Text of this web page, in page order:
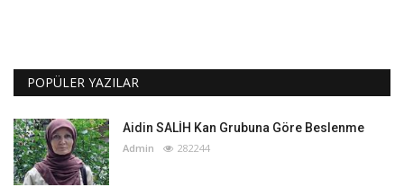
POPÜLER YAZILAR
Aidin SALİH Kan Grubuna Göre Beslenme
Admin 282244